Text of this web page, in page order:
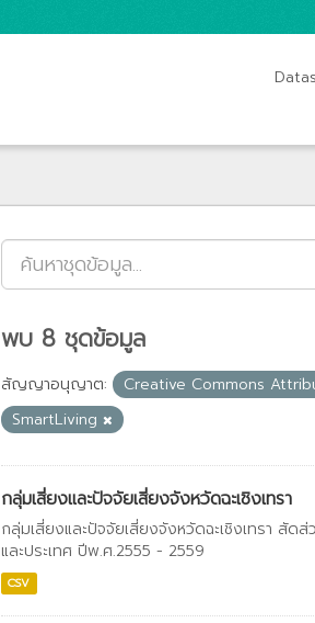
พบ 8 ชุดข้อมูล
สัญญาอนุญาต: Creative Commons
SmartLiving
กลุ่มเสี่ยงและปัจจัยเสี่ยงจังหวัดฉะเชิงเทรา
กลุ่มเสี่ยงและปัจจัยเสี่ยงจังหวัดฉะเชิงเทรา สัด
และประเทศ ปีพ.ศ.2555 - 2559
CSV